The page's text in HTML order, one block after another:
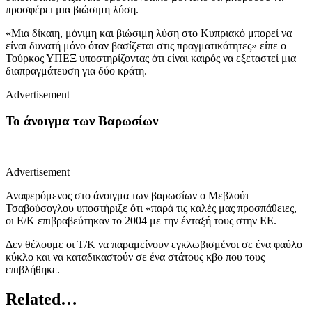
προσφέρει μια βιώσιμη λύση.
«Μια δίκαιη, μόνιμη και βιώσιμη λύση στο Κυπριακό μπορεί να
είναι δυνατή μόνο όταν βασίζεται στις πραγματικότητες» είπε ο
Τούρκος ΥΠΕΞ υποστηρίζοντας ότι είναι καιρός να εξεταστεί μια
διαπραγμάτευση για δύο κράτη.
Advertisement
Το άνοιγμα των Βαρωσίων
Advertisement
Αναφερόμενος στο άνοιγμα των βαρωσίων ο Μεβλούτ
Τσαβούσογλου υποστήριξε ότι «παρά τις καλές μας προσπάθειες,
οι Ε/Κ επιβραβεύτηκαν το 2004 με την ένταξή τους στην ΕΕ.
Δεν θέλουμε οι Τ/Κ να παραμείνουν εγκλωβισμένοι σε ένα φαύλο
κύκλο και να καταδικαστούν σε ένα στάτους κβο που τους
επιβλήθηκε.
Related…